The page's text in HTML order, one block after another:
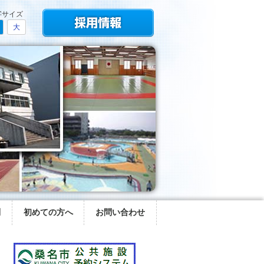
サイズ
大
初めての方へ お問い合わせ